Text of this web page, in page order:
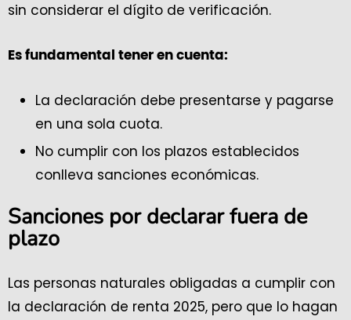
sin considerar el dígito de verificación.
Es fundamental tener en cuenta:
La declaración debe presentarse y pagarse
en una sola cuota.
No cumplir con los plazos establecidos
conlleva sanciones económicas.
Sanciones por declarar fuera de
plazo
Las personas naturales obligadas a cumplir con
la declaración de renta 2025, pero que lo hagan